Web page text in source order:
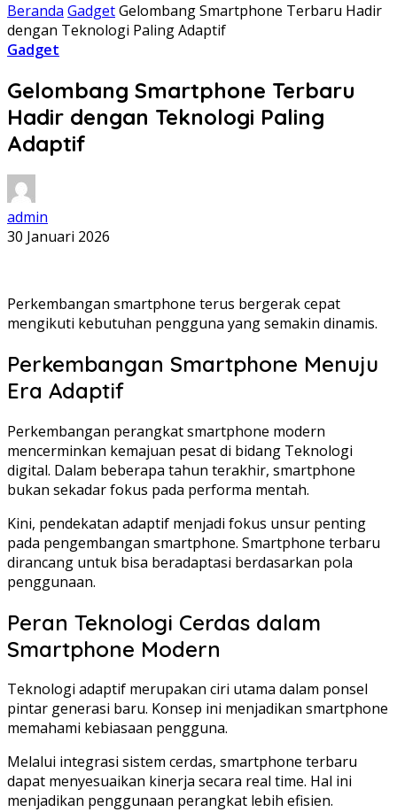
Beranda GadgetGelombang Smartphone Terbaru Hadir
dengan Teknologi Paling Adaptif
Gadget
Gelombang Smartphone Terbaru
Hadir dengan Teknologi Paling
Adaptif
admin
30 Januari 2026
Perkembangan smartphone terus bergerak cepat
mengikuti kebutuhan pengguna yang semakin dinamis.
Perkembangan Smartphone Menuju
Era Adaptif
Perkembangan perangkat smartphone modern
mencerminkan kemajuan pesat di bidang Teknologi
digital. Dalam beberapa tahun terakhir, smartphone
bukan sekadar fokus pada performa mentah.
Kini, pendekatan adaptif menjadi fokus unsur penting
pada pengembangan smartphone. Smartphone terbaru
dirancang untuk bisa beradaptasi berdasarkan pola
penggunaan.
Peran Teknologi Cerdas dalam
Smartphone Modern
Teknologi adaptif merupakan ciri utama dalam ponsel
pintar generasi baru. Konsep ini menjadikan smartphone
memahami kebiasaan pengguna.
Melalui integrasi sistem cerdas, smartphone terbaru
dapat menyesuaikan kinerja secara real time. Hal ini
menjadikan penggunaan perangkat lebih efisien.